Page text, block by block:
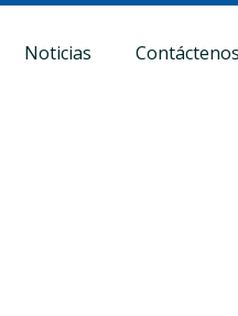
Noticias Contáctenos